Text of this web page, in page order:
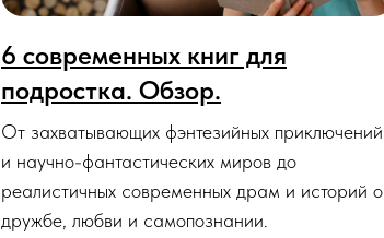
6 современных книг для
подростка. Обзор.
От захватывающих фэнтезийных приключений
и научно-фантастических миров до
реалистичных современных драм и историй о
дружбе, любви и самопознании.